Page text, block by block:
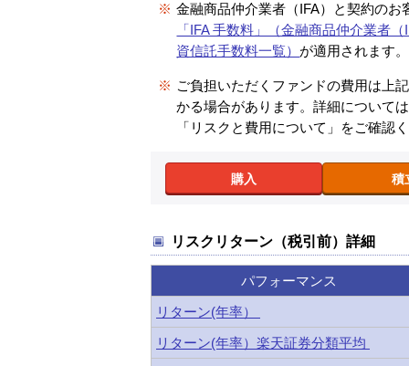
※ 金融商品仲介業者（IFA）と契約のお
「IFA 手数料」（金融商品仲介業者
資信託手数料一覧） が適用されます。
※ ご負担いただくファンドの費用は上
かる場合があります。詳細について
「リスクと費用について」をご確認
購入 積
リスクリターン（税引前）詳細
パフォーマンス
リターン(年率）
リターン(年率）楽天証券分類平均